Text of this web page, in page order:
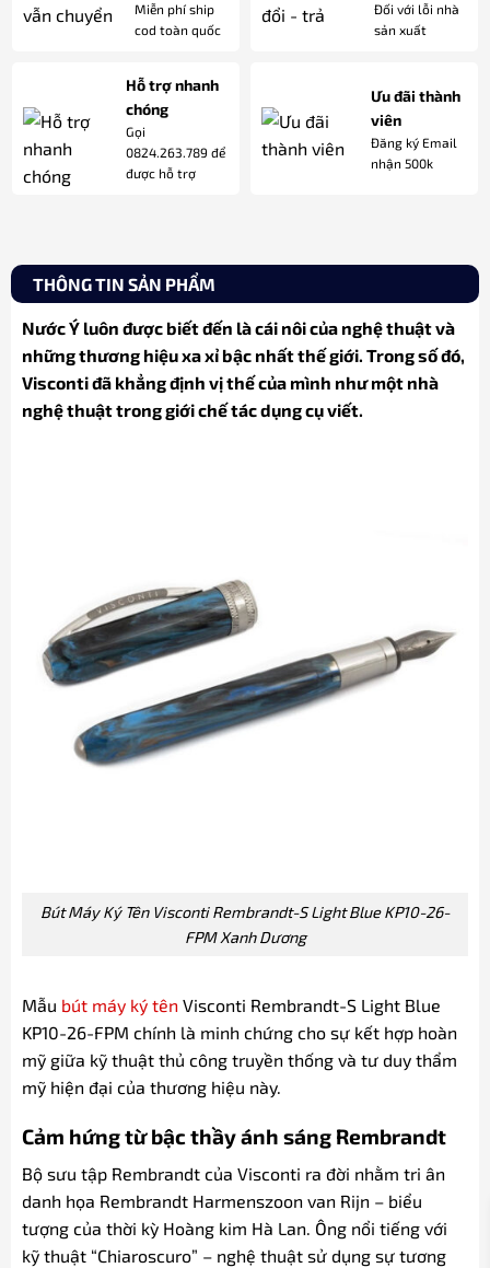
Miễn phí ship
cod toàn quốc
Đối với lỗi nhà
sản xuất
Hỗ trợ nhanh
chóng
Gọi
0824.263.789 để
được hỗ trợ
Ưu đãi thành
viên
Đăng ký Email
nhận 500k
THÔNG TIN SẢN PHẨM
Nước Ý luôn được biết đến là cái nôi của nghệ thuật và
những thương hiệu xa xỉ bậc nhất thế giới. Trong số đó,
Visconti đã khẳng định vị thế của mình như một nhà
nghệ thuật trong giới chế tác dụng cụ viết.
Bút Máy Ký Tên Visconti Rembrandt-S Light Blue KP10-26-
FPM Xanh Dương
Mẫu bút máy ký tênVisconti Rembrandt-S Light Blue
KP10-26-FPM chính là minh chứng cho sự kết hợp hoàn
mỹ giữa kỹ thuật thủ công truyền thống và tư duy thẩm
mỹ hiện đại của thương hiệu này.
Cảm hứng từ bậc thầy ánh sáng Rembrandt
Bộ sưu tập Rembrandt của Visconti ra đời nhằm tri ân
danh họa Rembrandt Harmenszoon van Rijn – biểu
tượng của thời kỳ Hoàng kim Hà Lan. Ông nổi tiếng với
kỹ thuật “Chiaroscuro” – nghệ thuật sử dụng sự tương